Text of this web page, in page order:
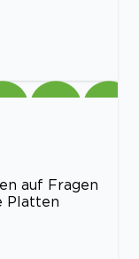
auf Fragen
Platten